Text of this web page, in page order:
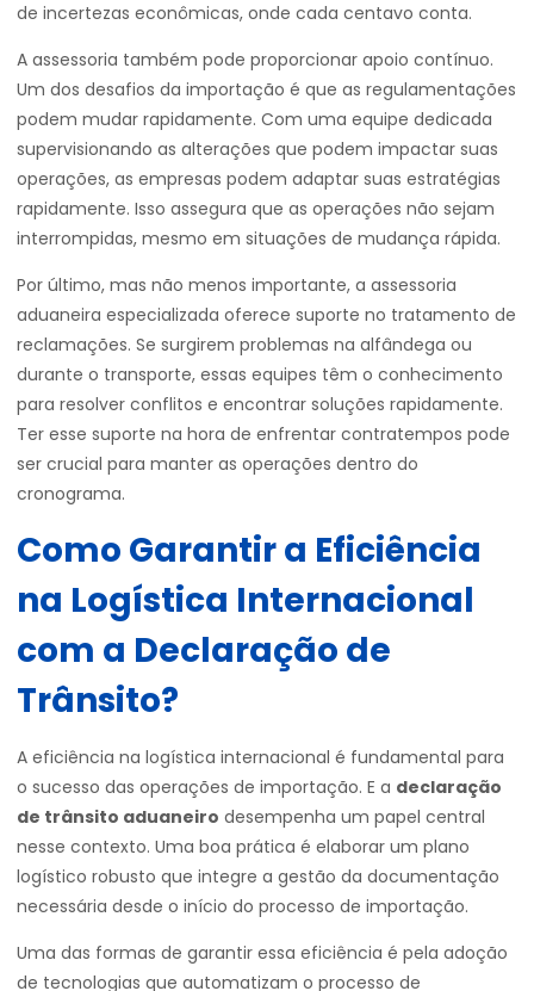
de incertezas econômicas, onde cada centavo conta.
A assessoria também pode proporcionar apoio contínuo.
Um dos desafios da importação é que as regulamentações
podem mudar rapidamente. Com uma equipe dedicada
supervisionando as alterações que podem impactar suas
operações, as empresas podem adaptar suas estratégias
rapidamente. Isso assegura que as operações não sejam
interrompidas, mesmo em situações de mudança rápida.
Por último, mas não menos importante, a assessoria
aduaneira especializada oferece suporte no tratamento de
reclamações. Se surgirem problemas na alfândega ou
durante o transporte, essas equipes têm o conhecimento
para resolver conflitos e encontrar soluções rapidamente.
Ter esse suporte na hora de enfrentar contratempos pode
ser crucial para manter as operações dentro do
cronograma.
Como Garantir a Eficiência
na Logística Internacional
com a Declaração de
Trânsito?
A eficiência na logística internacional é fundamental para
o sucesso das operações de importação. E a declaração
de trânsito aduaneiro desempenha um papel central
nesse contexto. Uma boa prática é elaborar um plano
logístico robusto que integre a gestão da documentação
necessária desde o início do processo de importação.
Uma das formas de garantir essa eficiência é pela adoção
de tecnologias que automatizam o processo de